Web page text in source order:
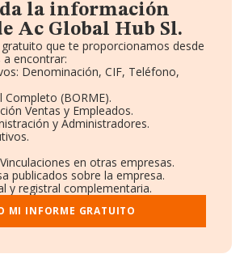
la información
Ac Global Hub Sl.
que te proporcionamos desde
a encontrar:
Denominación, CIF, Teléfono,
(BORME).
Ventas y Empleados.
y Administradores.
en otras empresas.
publicados sobre la empresa.
y registral complementaria.
MI INFORME GRATUITO